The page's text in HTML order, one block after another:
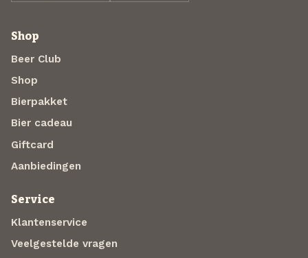
Shop
Beer Club
Shop
Bierpakket
Bier cadeau
Giftcard
Aanbiedingen
Service
Klantenservice
Veelgestelde vragen